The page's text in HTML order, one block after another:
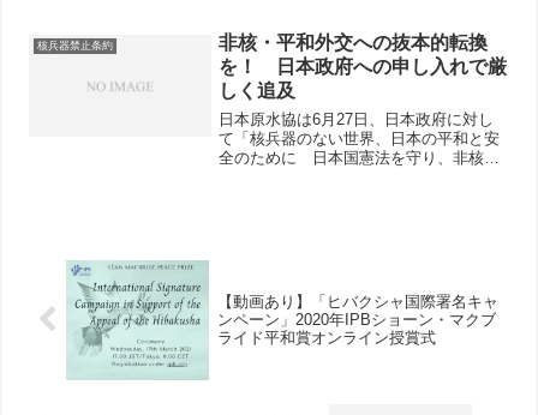
核兵器禁止条約
非核・平和外交への抜本的転換
を！ 日本政府への申し入れで厳
しく追及
日本原水協は6月27日、日本政府に対し
て「核兵器のない世界、日本の平和と安
全のために 日本国憲法を守り、非核・
【動画あり】「ヒバクシャ国際署名キャ
ンペーン」2020年IPBショーン・マクブ
ライド平和賞オンライン授賞式